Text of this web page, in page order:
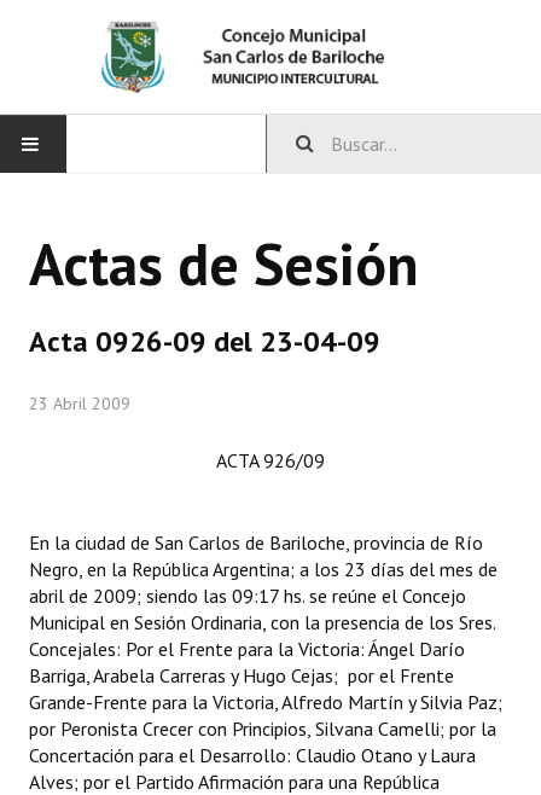
CONCEJO
Programas
LEGISLACIÓN
Constitución Nacional
Constitución Provincial
Carta Orgánica 2007
Actas de Sesión
Acta 0926-09 del 23-04-09
23 Abril 2009
ACTA 926/09
En la ciudad de San Carlos de Bariloche, provincia de Río
Negro, en la República Argentina; a los 23 días del mes de
abril de 2009; siendo las 09:17 hs. se reúne el Concejo
Municipal en Sesión Ordinaria, con la presencia de los Sres.
Concejales: Por el Frente para la Victoria: Ángel Darío
Barriga, Arabela Carreras y Hugo Cejas; por el Frente
Grande-Frente para la Victoria, Alfredo Martín y Silvia Paz;
por Peronista Crecer con Principios, Silvana Camelli; por la
Concertación para el Desarrollo: Claudio Otano y Laura
Alves; por el Partido Afirmación para una República